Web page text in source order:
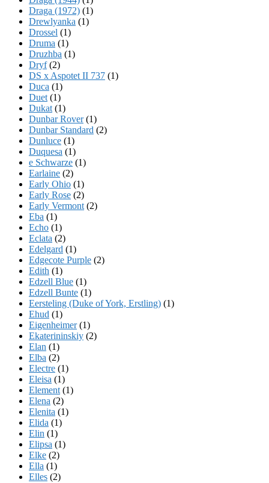
Draga (1972) (1)
Drewlyanka (1)
Drossel (1)
Druma (1)
Druzhba (1)
Dryf(2)
DS x Aspotet II 737 (1)
Duca (1)
Duet (1)
Dukat (1)
Dunbar Rover(1)
Dunbar Standard (2)
Dunluce (1)
Duquesa (1)
e Schwarze (1)
Earlaine (2)
Early Ohio (1)
Early Rose (2)
Early Vermont (2)
Eba (1)
Echo (1)
Eclata (2)
Edelgard (1)
Edgecote Purple (2)
Edith (1)
Edzell Blue (1)
Edzell Bunte (1)
Eersteling (Duke of York, Erstling) (1)
Ehud (1)
Eigenheimer(1)
Ekaterininskiy (2)
Elan (1)
Elba (2)
Electre (1)
Eleisa (1)
Element (1)
Elena (2)
Elenita (1)
Elida (1)
Elin (1)
Elipsa (1)
Elke (2)
Ella (1)
Elles (2)